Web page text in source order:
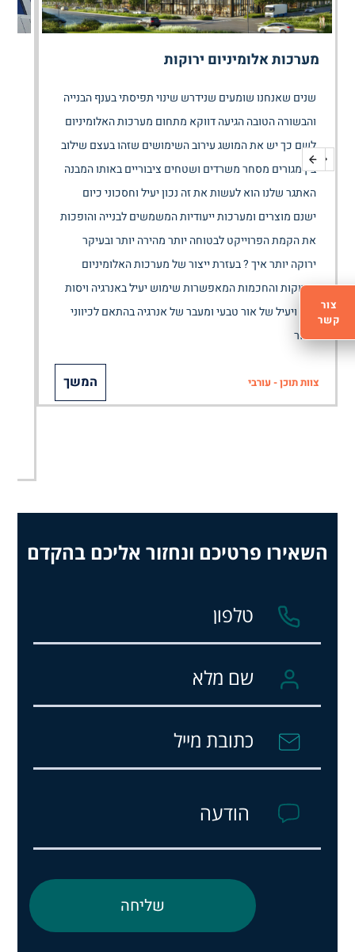
מערכות אלומיניום ירוקות
שנים שאנחנו שומעים שנידרש שינוי תפיסתי בענף הבנייה
והבשורה הטובה הגיעה דווקא מתחום מערכות האלומיניום
לשם כך יש את המושג עירוב השימושים שזהו בעצם שילוב
בין מגורים מסחר משרדים ושטחים ציבוריים באותו המבנה
האתגר שלנו הוא לעשות את זה נכון יעיל וחסכוני כיום
ישנם מוצרים ומערכות ייעודיות המשמשים לבנייה והופכות
את הקמת הפרוייקט לבטוחה יותר מהירה יותר ובעיקר
ירוקה יותר איך ? בעזרת ייצור של מערכות האלומיניום
הירוקות והחכמות המאפשרות שימוש יעיל באנרגיה ויסות
נכון ויעיל של אור טבעי ומעבר של אנרגיה בהתאם לכיווני
האור
צוות תוכן - עורבי המשך
השאירו פרטיכם ונחזור אליכם בהקדם
צור
קשר